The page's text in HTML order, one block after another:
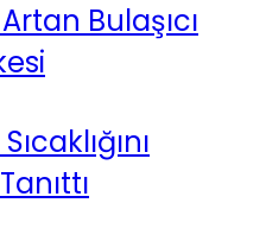
Bulaşıcı